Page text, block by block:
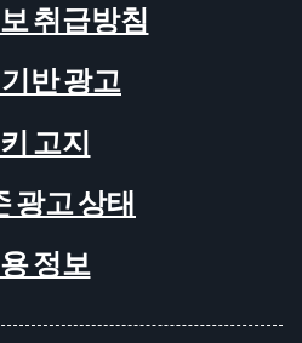
취급방침
반 광고
고지
광고 상태
정보